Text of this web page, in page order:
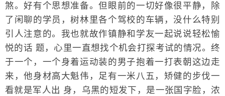
煞。好有个思想准备。但眼前的一切好像很平静，除
了闲聊的学员，树林里各个驾校的车辆，没什么特别
引人注意的。我也就故作镇静和学友一起说说轻松愉
悦的话 题，心里一直想找个机会打探考试的情况。终
于一个，一个身着运动装的男子抱着一打表朝这边走
来，他身材高大魁伟，足有一米八五，矫健的步伐一
看就是军人出 身，乌黑的短发下，是一张国字脸，浓